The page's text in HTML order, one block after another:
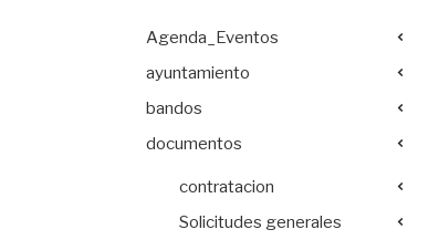
Agenda_Eventos
ayuntamiento
bandos
documentos
contratacion
Solicitudes generales